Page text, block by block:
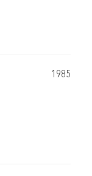
1985